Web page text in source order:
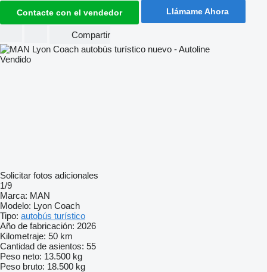
Contacte con el vendedor Llámame Ahora
Compartir
Vendido
Solicitar fotos adicionales
1/9
Marca: MAN
Modelo: Lyon Coach
Tipo: autobús turístico
Año de fabricación: 2026
Kilometraje: 50 km
Cantidad de asientos: 55
Peso neto: 13.500 kg
Peso bruto: 18.500 kg